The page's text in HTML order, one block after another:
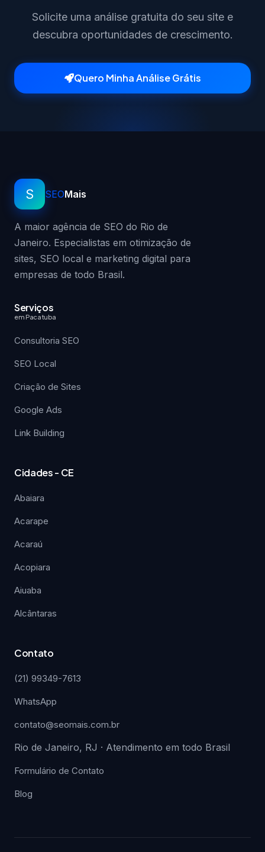
Solicite uma análise gratuita do seu site e
descubra oportunidades de crescimento.
Quero Minha Análise Grátis
S SEOMais
A maior agência de SEO do Rio de
Janeiro. Especialistas em otimização de
sites, SEO local e marketing digital para
empresas de todo Brasil.
Serviços
em Pacatuba
Consultoria SEO
SEO Local
Criação de Sites
Google Ads
Link Building
Cidades - CE
Abaiara
Acarape
Acaraú
Acopiara
Aiuaba
Alcântaras
Contato
(21) 99349-7613
WhatsApp
contato@seomais.com.br
Rio de Janeiro, RJ · Atendimento em todo Brasil
Formulário de Contato
Blog